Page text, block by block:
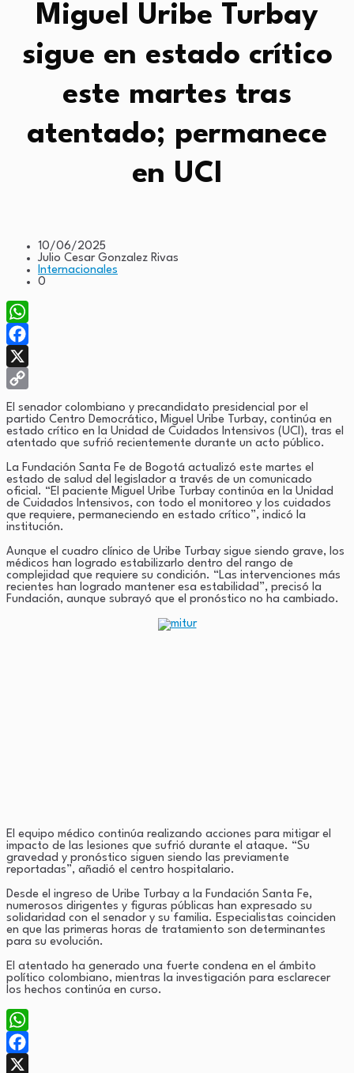
Miguel Uribe Turbay
sigue en estado crítico
este martes tras
atentado; permanece
en UCI
10/06/2025
Julio Cesar Gonzalez Rivas
Internacionales
0
WhatsApp
Facebook
X
Copy
Link
El senador colombiano y precandidato presidencial por el
partido Centro Democrático, Miguel Uribe Turbay, continúa en
estado crítico en la Unidad de Cuidados Intensivos (UCI), tras el
atentado que sufrió recientemente durante un acto público.
La Fundación Santa Fe de Bogotá actualizó este martes el
estado de salud del legislador a través de un comunicado
oficial. “El paciente Miguel Uribe Turbay continúa en la Unidad
de Cuidados Intensivos, con todo el monitoreo y los cuidados
que requiere, permaneciendo en estado crítico”, indicó la
institución.
Aunque el cuadro clínico de Uribe Turbay sigue siendo grave, los
médicos han logrado estabilizarlo dentro del rango de
complejidad que requiere su condición. “Las intervenciones más
recientes han logrado mantener esa estabilidad”, precisó la
Fundación, aunque subrayó que el pronóstico no ha cambiado.
El equipo médico continúa realizando acciones para mitigar el
impacto de las lesiones que sufrió durante el ataque. “Su
gravedad y pronóstico siguen siendo las previamente
reportadas”, añadió el centro hospitalario.
Desde el ingreso de Uribe Turbay a la Fundación Santa Fe,
numerosos dirigentes y figuras públicas han expresado su
solidaridad con el senador y su familia. Especialistas coinciden
en que las primeras horas de tratamiento son determinantes
para su evolución.
El atentado ha generado una fuerte condena en el ámbito
político colombiano, mientras la investigación para esclarecer
los hechos continúa en curso.
WhatsApp
Facebook